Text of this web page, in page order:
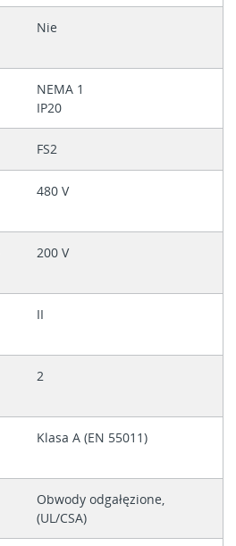
Nie
NEMA 1
IP20
FS2
480 V
200 V
II
2
Klasa A (EN 55011)
Obwody odgałęzione,
(UL/CSA)